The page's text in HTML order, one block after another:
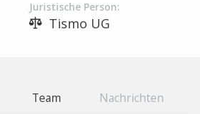
Juristische Person:
Tismo UG
Team Nachrichten